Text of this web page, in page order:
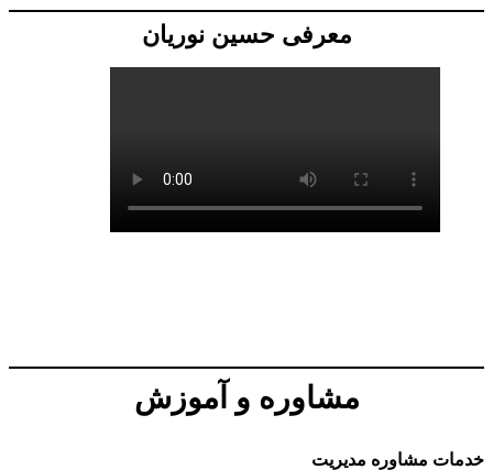
معرفی حسین نوریان
مشاوره و آموزش
خدمات مشاوره مدیریت